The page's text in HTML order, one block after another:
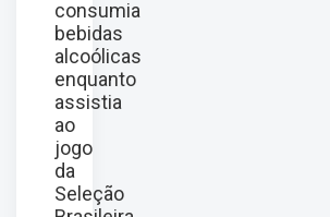
consumia
bebidas
alcoólicas
enquanto
assistia
ao
jogo
da
Seleção